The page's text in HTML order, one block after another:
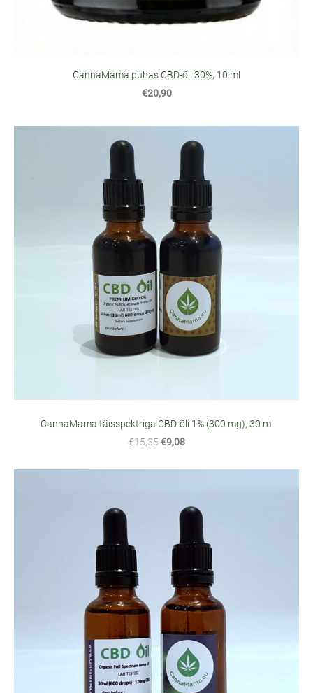
CannaMama puhas CBD-õli 30%, 10 ml
€20,90
CannaMama täisspektriga CBD-õli 1% (300 mg), 30 ml
€15,35 €9,08